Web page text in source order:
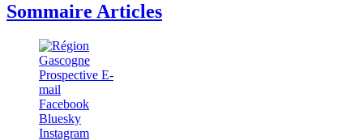
Sommaire Articles